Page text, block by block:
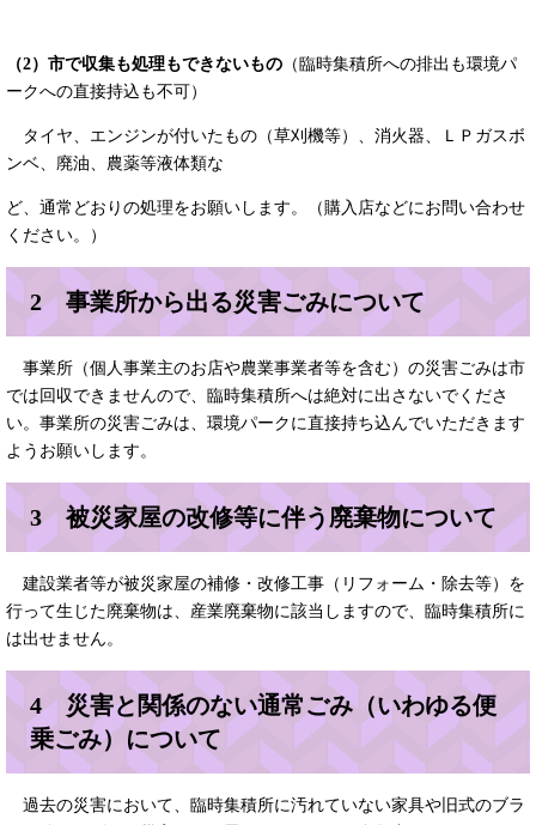
（2）市で収集も処理もできないもの （臨時集積所への排出も環境パ
ークへの直接持込も不可）
タイヤ、エンジンが付いたもの（草刈機等）、消火器、ＬＰガスボ
ンベ、廃油、農薬等液体類な
ど、通常どおりの処理をお願いします。（購入店などにお問い合わせ
ください。）
2 事業所から出る災害ごみについて
事業所（個人事業主のお店や農業事業者等を含む）の災害ごみは市
では回収できませんので、臨時集積所へは絶対に出さないでくださ
い。事業所の災害ごみは、環境パークに直接持ち込んでいただきます
ようお願いします。
3 被災家屋の改修等に伴う廃棄物について
建設業者等が被災家屋の補修・改修工事（リフォーム・除去等）を
行って生じた廃棄物は、産業廃棄物に該当しますので、臨時集積所に
は出せません。
4 災害と関係のない通常ごみ（いわゆる便
乗ごみ）について
過去の災害において、臨時集積所に汚れていない家具や旧式のブラ